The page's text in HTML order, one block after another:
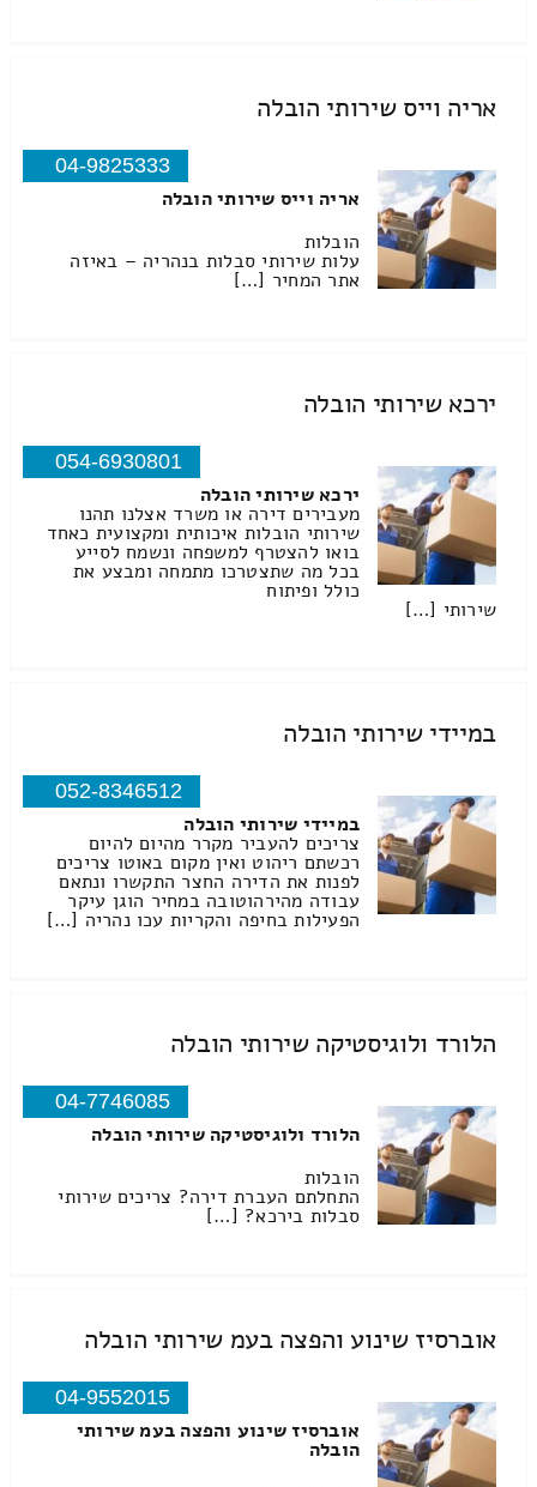
אריה וייס שירותי הובלה
04-9825333
אריה וייס שירותי הובלה
הובלות
עלות שירותי סבלות בנהריה – באיזה
אתר המחיר […]
ירכא שירותי הובלה
054-6930801
ירכא שירותי הובלה
מעבירים דירה או משרד אצלנו תהנו
שירותי הובלות איכותית ומקצועית כאחד
בואו להצטרף למשפחה ונשמח לסייע
בכל מה שתצטרכו מתמחה ומבצע את
כולל ופיתוח
שירותי […]
במיידי שירותי הובלה
052-8346512
במיידי שירותי הובלה
צריכים להעביר מקרר מהיום להיום
רכשתם ריהוט ואין מקום באוטו צריכים
לפנות את הדירה החצר התקשרו ונתאם
עבודה מהירהוטובה במחיר הוגן עיקר
הפעילות בחיפה והקריות עכו נהריה […]
הלורד ולוגיסטיקה שירותי הובלה
04-7746085
הלורד ולוגיסטיקה שירותי הובלה
הובלות
התחלתם העברת דירה? צריכים שירותי
סבלות בירכא? […]
אוברסיז שינוע והפצה בעמ שירותי הובלה
04-9552015
אוברסיז שינוע והפצה בעמ שירותי
הובלה